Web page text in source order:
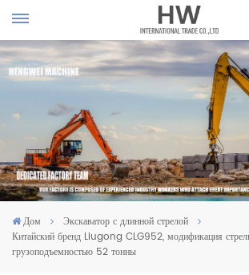
Дом
Экскаватор с длинной стрелой
Китайский бренд Liugong CLG952, модификация
грузоподъемностью 52 тонны